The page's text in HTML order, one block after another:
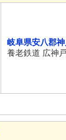
岐阜県安八郡
養老鉄道 広神